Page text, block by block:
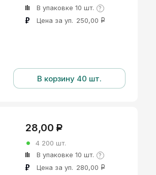
В упаковке 10 шт. ?
Цена за уп. 250,00 Р
В корзину 40 шт.
28,00 Р
4 200 шт.
В упаковке 10 шт. ?
Цена за уп. 280,00 Р